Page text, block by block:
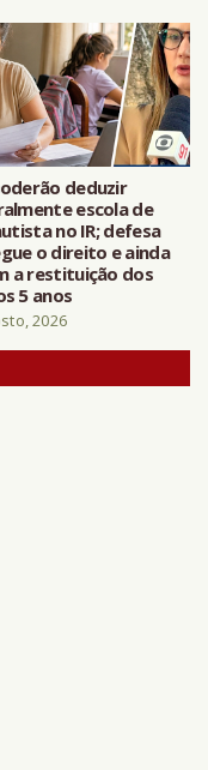
deduzir
escola de
no IR; defesa
o direito e ainda
a restituição dos
5 anos
2026